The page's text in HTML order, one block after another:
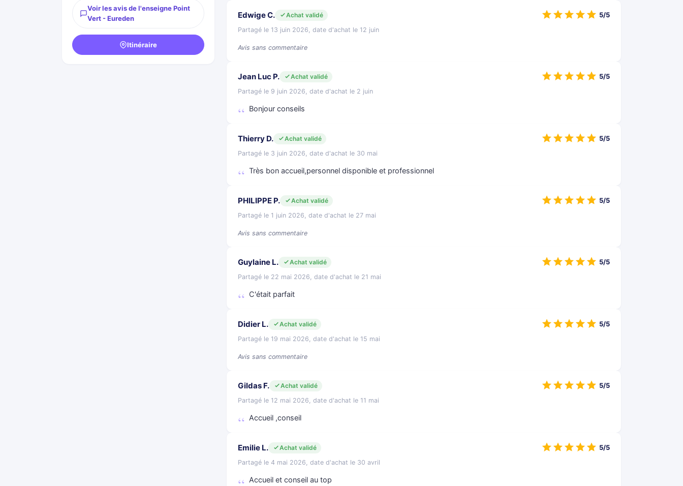
Voir les avis de l'enseigne Point
Vert - Eureden
Itinéraire
Edwige C.
Achat validé
Partagé le 13 juin 2026, date d'achat le 12 juin
Avis sans commentaire
5/5
Jean Luc P.
Achat validé
Partagé le 9 juin 2026, date d'achat le 2 juin
Bonjour conseils
5/5
Thierry D.
Achat validé
Partagé le 3 juin 2026, date d'achat le 30 mai
Très bon accueil,personnel disponible et professionnel
5/5
PHILIPPE P.
Achat validé
Partagé le 1 juin 2026, date d'achat le 27 mai
Avis sans commentaire
5/5
Guylaine L.
Achat validé
Partagé le 22 mai 2026, date d'achat le 21 mai
C'était parfait
5/5
Didier L.
Achat validé
Partagé le 19 mai 2026, date d'achat le 15 mai
Avis sans commentaire
5/5
Gildas F.
Achat validé
Partagé le 12 mai 2026, date d'achat le 11 mai
Accueil ,conseil
5/5
Emilie L.
Achat validé
Partagé le 4 mai 2026, date d'achat le 30 avril
Accueil et conseil au top
5/5